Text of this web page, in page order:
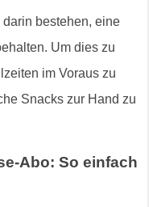
bestehen, eine
Um dies zu
im Voraus zu
Snacks zur Hand zu
Abo: So einfach